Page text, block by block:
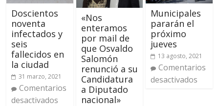
Doscientos
noventa
infectados y
seis
fallecidos en
la ciudad
31 marzo, 2021
Comentarios
desactivados
«Nos
enteramos
por mail de
que Osvaldo
Salomón
renunció a su
Candidatura
a Diputado
nacional»
Municipales
pararán el
próximo
jueves
13 agosto, 2021
Comentarios
desactivados